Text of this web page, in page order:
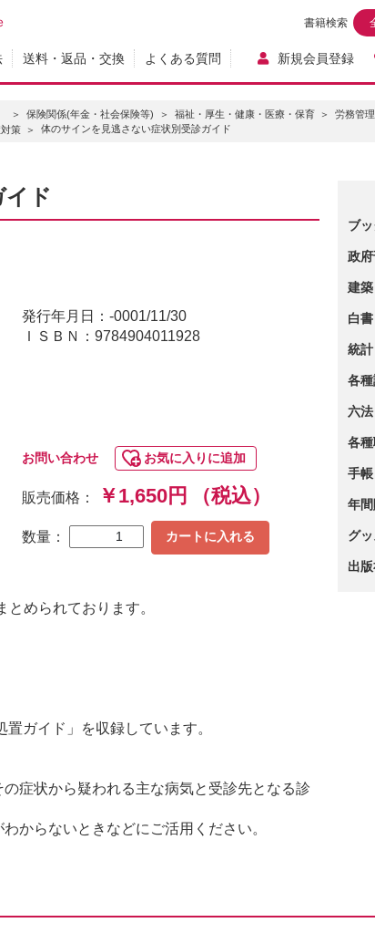
書籍検索
送料・返品・交換 よくある質問 新規会員登録
保険関係(年金・社会保険等) 福祉・厚生・健康・医療・保育 労務管
策 体のサインを見逃さない症状別受診ガイド
ブ
政
建
白
統
各
六
各
手
年
グ
出版
ド
発行年月日：-0001/11/30
ＩＳＢＮ：9784904011928
お問い合わせ お気に入りに追加
販売価格： ￥1,650円 （税込）
数量： カートに入れる
とめられております。
ガイド」を収録しています。
症状から疑われる主な病気と受診先となる診
からないときなどにご活用ください。